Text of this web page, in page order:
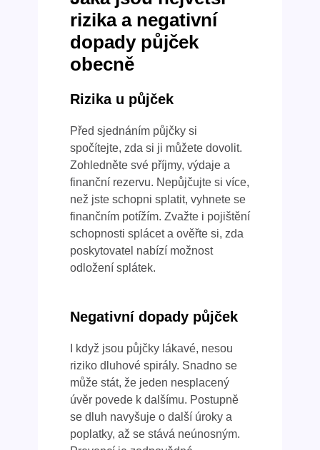
rizika a negativní
dopady půjček
obecně
Rizika u půjček
Před sjednáním půjčky si
spočítejte, zda si ji můžete dovolit.
Zohledněte své příjmy, výdaje a
finanční rezervu. Nepůjčujte si více,
než jste schopni splatit, vyhnete se
finančním potížím. Zvažte i pojištění
schopnosti splácet a ověřte si, zda
poskytovatel nabízí možnost
odložení splátek.
Negativní dopady půjček
I když jsou půjčky lákavé, nesou
riziko dluhové spirály. Snadno se
může stát, že jeden nesplacený
úvěr povede k dalšímu. Postupně
se dluh navyšuje o další úroky a
poplatky, až se stává neúnosným.